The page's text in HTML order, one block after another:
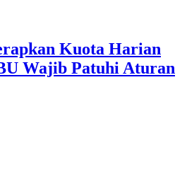
Kuota Harian
Wajib Patuhi Aturan